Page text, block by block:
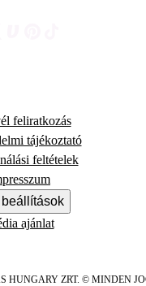
feliratkozás
tájékoztató
feltételek
ajánlat
HUNGARY ZRT. © MINDEN